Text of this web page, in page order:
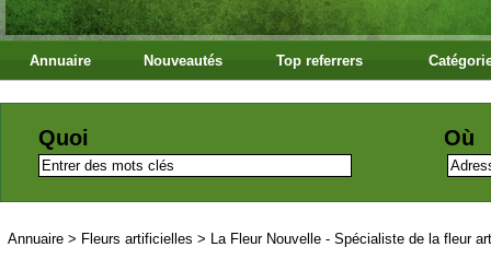
Annuaire Nouveautés Top referrers
Quoi Où
Annuaire > Fleurs artificielles > La Fleur Nouvelle - Spécialiste de la fleur